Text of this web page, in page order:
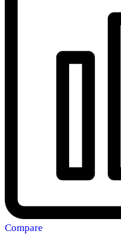
Compare